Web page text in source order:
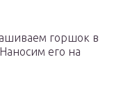
горшок в
его на